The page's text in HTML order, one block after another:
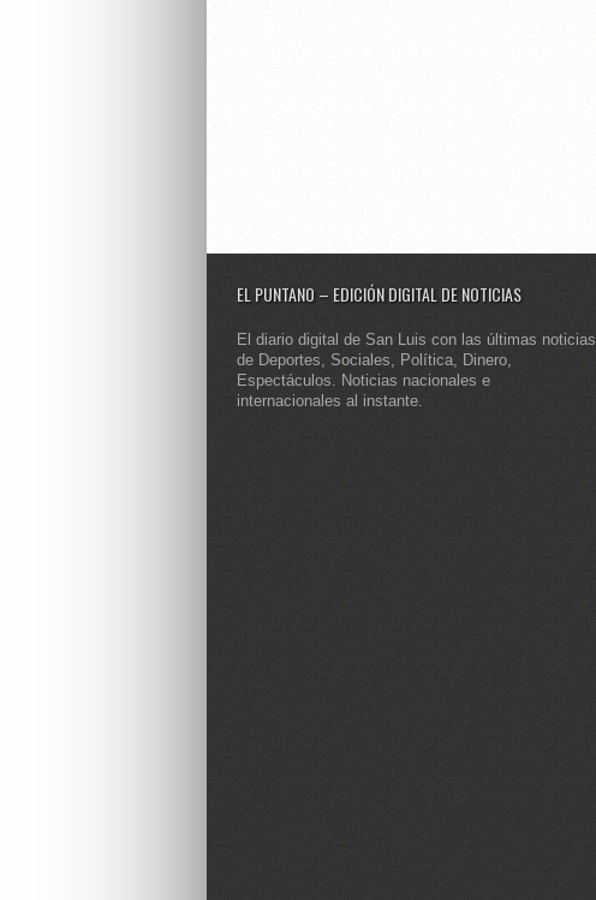
EL PUNTANO – EDICIÓN DIGITAL DE NOTICIAS
El diario digital de San Luis con las últimas noticias
de Deportes, Sociales, Política, Dinero,
Espectáculos. Noticias nacionales e
internacionales al instante.